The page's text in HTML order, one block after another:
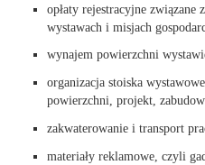
opłaty rejestracyjne związane
wystawach i misjach
wynajem powierzchni
organizacja stoiska
powierzchni, projekt,
zakwaterowanie i transport
materiały reklamowe, czyli